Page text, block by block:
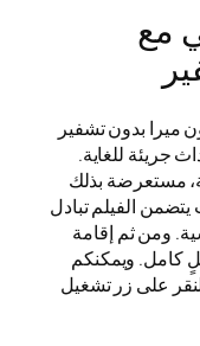
مع
ميرا بدون تشفير
جريئة للغاية.
مستعرضة بذلك
الفيلم تبادل
ومن ثم إقامة
كامل. ويمكنكم
على زر تشغيل